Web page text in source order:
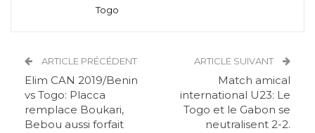
Togo
ARTICLE PRÉCÉDENT
Elim CAN 2019/Benin
vs Togo: Placca
remplace Boukari,
Bebou aussi forfait
ARTICLE SUIVANT
Match amical
international U23: Le
Togo et le Gabon se
neutralisent 2-2.